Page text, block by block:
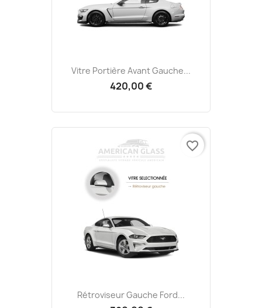
Vitre Portière Avant Gauche...
420,00 €
Rétroviseur Gauche Ford...
favorite_border